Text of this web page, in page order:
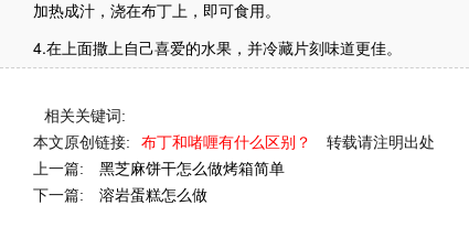
加热成汁，浇在布丁上，即可食用。
4.在上面撒上自己喜爱的水果，并冷藏片刻味道更佳。
相关关键词:
本文原创链接:
布丁和啫喱有什么区别？
转载请注明出处
上一篇:
黑芝麻饼干怎么做烤箱简单
下一篇:
溶岩蛋糕怎么做